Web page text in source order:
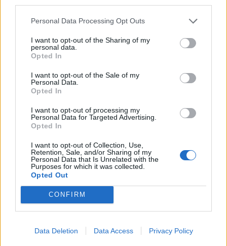
Personal Data Processing Opt Outs
I want to opt-out of the Sharing of my
personal data.
Opted In
I want to opt-out of the Sale of my
Personal Data.
Opted In
I want to opt-out of processing my
Personal Data for Targeted Advertising.
Opted In
I want to opt-out of Collection, Use,
Retention, Sale, and/or Sharing of my
Personal Data that Is Unrelated with the
Purposes for which it was collected.
Opted Out
CONFIRM
Data Deletion Data Access Privacy Policy
Μόντρεαλ ο Στ. Τσιτσιπάς
4 Αυγούστου 2026, 23:24
Νέα απόφαση για επιχορηγήσεις πληγέντων
Σεπτεμβρίου 2023
4 Αυγούστου 2026, 23:05
Κόλλησε στο μηδέν ο Ολυμπιακός με τη
Ναϊμέγκεν
4 Αυγούστου 2026, 22:55
Πριν τις 15 Αυγούστου αναμένεται η
υπογραφή της σύμβασης για την
παράκαμψη της Συκεώνας - Προχώρησε ένα
στάδιο το "Δέλτα" - Σταυρός
4 Αυγούστου 2026, 21:57
Μυστράς: 55χρονος διατηρούσε τη σορό του
4 Αυγούστου 2026, 20:53